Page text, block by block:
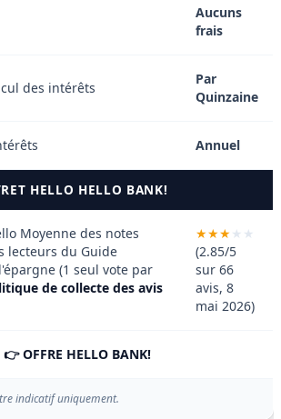
Aucuns
frais
des intérêts
Par
Quinzaine
Annuel
HELLO HELLO BANK!
Moyenne des notes
lecteurs du Guide
(1 seul vote par
de collecte des avis
(2.85/5
sur 66
avis, 8
mai 2026)
👉 OFFRE HELLO BANK!
indicatif uniquement.